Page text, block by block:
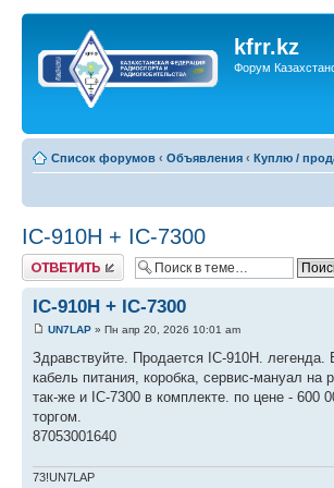
kfrr.kz
Форум
Список форумов ‹ Объявления ‹ Куплю /
IC-910H + IC-7300
Ответить
IC-910H + IC-7300
UN7LAP » Пн апр 20, 2026 10:01 am
Здравствуйте. Продается IC-910H.
кабель питания, коробка, сервис-мануал
так-же и IC-7300 в комплекте. по цене - 600
торгом.
87053001640
73!UN7LAP